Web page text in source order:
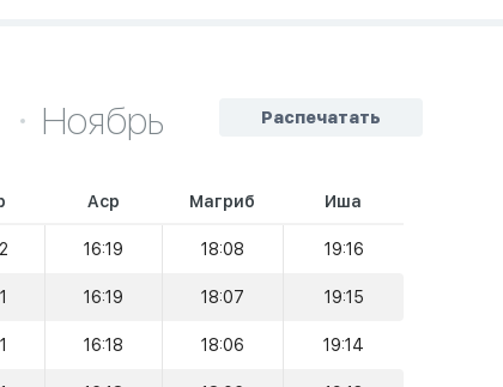
Распечатать
Ноябрь
Аср Магриб Иша
16:19 18:08 19:16
16:19 18:07 19:15
16:18 18:06 19:14